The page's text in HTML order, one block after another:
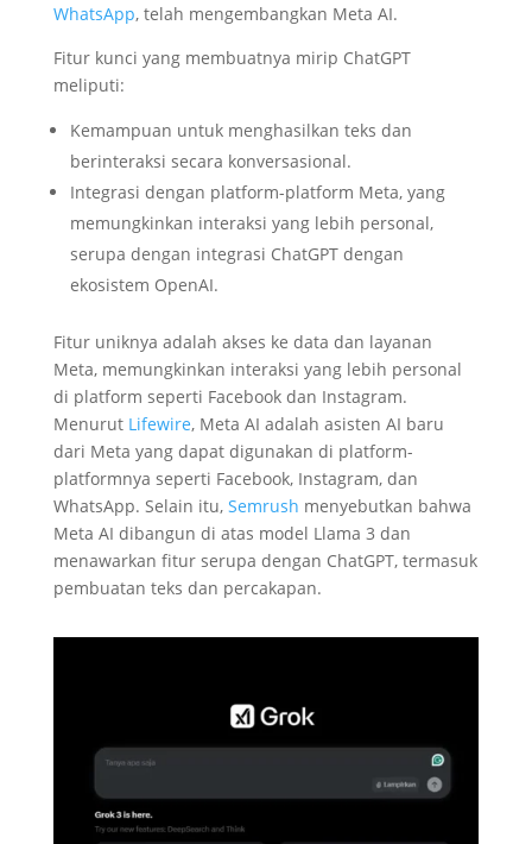
WhatsApp, telah mengembangkan Meta AI.
Fitur kunci yang membuatnya mirip ChatGPT
meliputi:
Kemampuan untuk menghasilkan teks dan
berinteraksi secara konversasional.
Integrasi dengan platform-platform Meta, yang
memungkinkan interaksi yang lebih personal,
serupa dengan integrasi ChatGPT dengan
ekosistem OpenAI.
Fitur uniknya adalah akses ke data dan layanan
Meta, memungkinkan interaksi yang lebih personal
di platform seperti Facebook dan Instagram.
Menurut Lifewire, Meta AI adalah asisten AI baru
dari Meta yang dapat digunakan di platform-
platformnya seperti Facebook, Instagram, dan
WhatsApp. Selain itu, Semrush menyebutkan bahwa
Meta AI dibangun di atas model Llama 3 dan
menawarkan fitur serupa dengan ChatGPT, termasuk
pembuatan teks dan percakapan.